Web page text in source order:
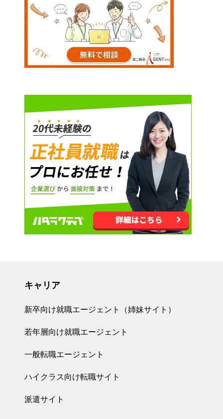
キャリア
新卒向け就職エージェント（姉妹サイト）
若年層向け就職エージェント
一般転職エージェント
ハイクラス向け転職サイト
派遣サイト